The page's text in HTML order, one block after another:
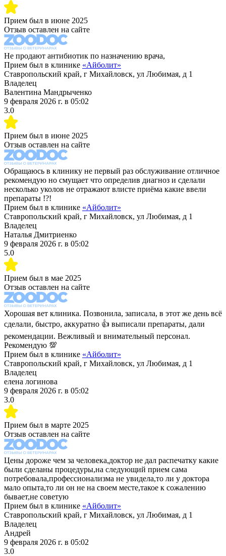
Прием был в июне 2025
Отзыв оставлен на сайте
Не продают антибиотик по назначению врача,
Прием был в клинике «Айболит»
Ставропольский край, г Михайловск, ул Любимая, д 1
Владелец
Валентина Мандрыченко
9 февраля 2026 г. в 05:02
3.0
Прием был в июне 2025
Отзыв оставлен на сайте
Обращаюсь в клинику не первый раз обслуживание отличное
рекомендую но смущает что определив диагноз и сделали
несколько уколов не отражают влисте приёма какие ввели
препараты !?!
Прием был в клинике «Айболит»
Ставропольский край, г Михайловск, ул Любимая, д 1
Владелец
Наталья Дмитриенко
9 февраля 2026 г. в 05:02
5.0
Прием был в мае 2025
Отзыв оставлен на сайте
Хорошая вет клиника. Позвонила, записала, в этот же день всё
сделали, быстро, аккуратно 👍 выписали препараты, дали
рекомендации. Вежливый и внимательный персонал.
Рекомендую 💯
Прием был в клинике «Айболит»
Ставропольский край, г Михайловск, ул Любимая, д 1
Владелец
елена логинова
9 февраля 2026 г. в 05:02
3.0
Прием был в марте 2025
Отзыв оставлен на сайте
Цены дороже чем за человека,доктор не дал распечатку какие
были сделаны процедуры,на следующий прием сама
потребовала,профессионализма не увидела,то ли у доктора
мало опыта,то ли он не на своем месте,такое к сожалению
бывает,не советую
Прием был в клинике «Айболит»
Ставропольский край, г Михайловск, ул Любимая, д 1
Владелец
Андрей
9 февраля 2026 г. в 05:02
3.0